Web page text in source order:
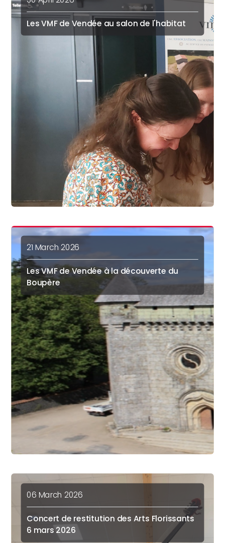
Les VMF de Vendée au salon de l'habitat
21 March 2026
Les VMF de Vendée à la découverte du
Boupère
06 March 2026
Concert de restitution des Arts Florissants
6 mars 2026